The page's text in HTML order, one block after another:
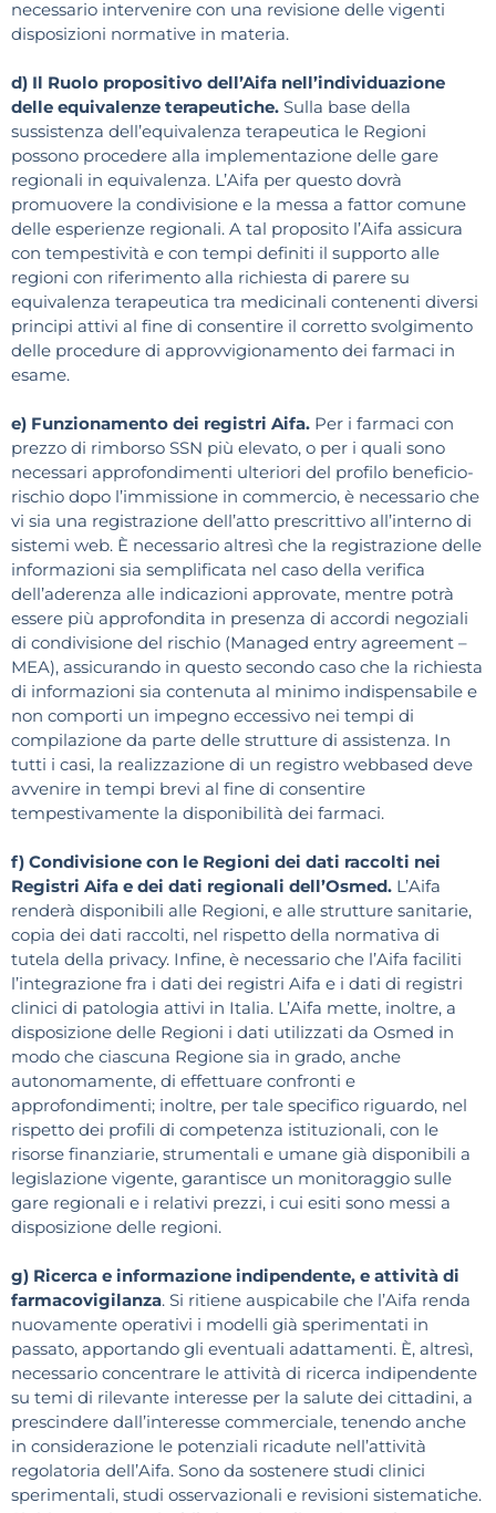
necessario intervenire con una revisione delle vigenti
disposizioni normative in materia.
d) Il Ruolo propositivo dell’Aifa nell’individuazione
delle equivalenze terapeutiche. Sulla base della
sussistenza dell’equivalenza terapeutica le Regioni
possono procedere alla implementazione delle gare
regionali in equivalenza. L’Aifa per questo dovrà
promuovere la condivisione e la messa a fattor comune
delle esperienze regionali. A tal proposito l’Aifa assicura
con tempestività e con tempi definiti il supporto alle
regioni con riferimento alla richiesta di parere su
equivalenza terapeutica tra medicinali contenenti diversi
principi attivi al fine di consentire il corretto svolgimento
delle procedure di approvvigionamento dei farmaci in
esame.
e) Funzionamento dei registri Aifa. Per i farmaci con
prezzo di rimborso SSN più elevato, o per i quali sono
necessari approfondimenti ulteriori del profilo beneficio-
rischio dopo l’immissione in commercio, è necessario che
vi sia una registrazione dell’atto prescrittivo all’interno di
sistemi web. È necessario altresì che la registrazione delle
informazioni sia semplificata nel caso della verifica
dell’aderenza alle indicazioni approvate, mentre potrà
essere più approfondita in presenza di accordi negoziali
di condivisione del rischio (Managed entry agreement –
MEA), assicurando in questo secondo caso che la richiesta
di informazioni sia contenuta al minimo indispensabile e
non comporti un impegno eccessivo nei tempi di
compilazione da parte delle strutture di assistenza. In
tutti i casi, la realizzazione di un registro webbased deve
avvenire in tempi brevi al fine di consentire
tempestivamente la disponibilità dei farmaci.
f) Condivisione con le Regioni dei dati raccolti nei
Registri Aifa e dei dati regionali dell’Osmed. L’Aifa
renderà disponibili alle Regioni, e alle strutture sanitarie,
copia dei dati raccolti, nel rispetto della normativa di
tutela della privacy. Infine, è necessario che l’Aifa faciliti
l’integrazione fra i dati dei registri Aifa e i dati di registri
clinici di patologia attivi in Italia. L’Aifa mette, inoltre, a
disposizione delle Regioni i dati utilizzati da Osmed in
modo che ciascuna Regione sia in grado, anche
autonomamente, di effettuare confronti e
approfondimenti; inoltre, per tale specifico riguardo, nel
rispetto dei profili di competenza istituzionali, con le
risorse finanziarie, strumentali e umane già disponibili a
legislazione vigente, garantisce un monitoraggio sulle
gare regionali e i relativi prezzi, i cui esiti sono messi a
disposizione delle regioni.
g) Ricerca e informazione indipendente, e attività di
farmacovigilanza. Si ritiene auspicabile che l’Aifa renda
nuovamente operativi i modelli già sperimentati in
passato, apportando gli eventuali adattamenti. È, altresì,
necessario concentrare le attività di ricerca indipendente
su temi di rilevante interesse per la salute dei cittadini, a
prescindere dall’interesse commerciale, tenendo anche
in considerazione le potenziali ricadute nell’attività
regolatoria dell’Aifa. Sono da sostenere studi clinici
sperimentali, studi osservazionali e revisioni sistematiche.